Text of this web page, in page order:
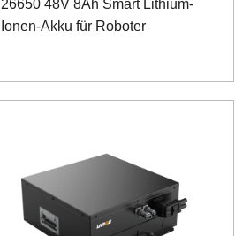
26650 48V 8Ah Smart Lithium-
Ionen-Akku für Roboter